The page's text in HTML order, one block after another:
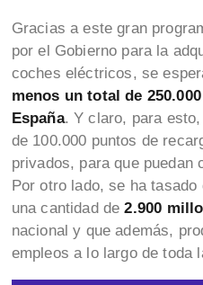
Gracias a este gran
por el Gobierno para la
coches eléctricos, se
menos un total de
España. Y claro, para
de 100.000 puntos de
privados, para que
Por otro lado, se ha
una cantidad de2.900
nacional y que además,
empleos a lo largo de toda